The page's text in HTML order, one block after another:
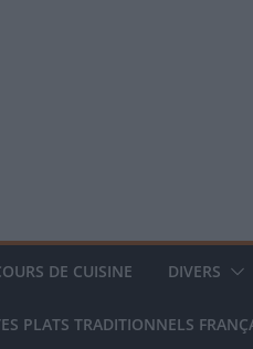
DE CUISINE DIVERS
PLATS TRADITIONNELS